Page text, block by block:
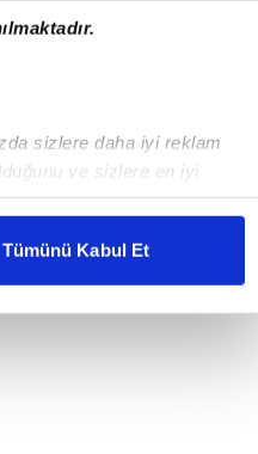
sizlere daha iyi reklam
ve sizlere en iyi
karşılamak
gösterilmeyecektir."
kullanılmaktadır. Bu
sunulması
ve sizlere yönelik
Tümünü Kabul Et